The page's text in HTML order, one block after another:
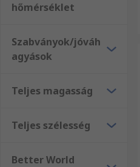
hőmérséklet
Szabványok/jóváh
agyások
Teljes magasság
Teljes szélesség
Better World